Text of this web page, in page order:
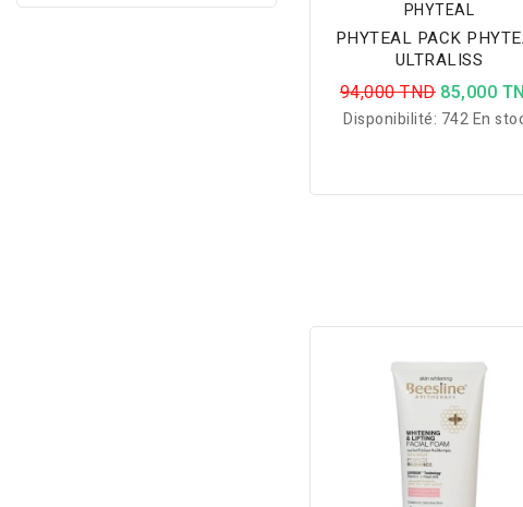
PHYTEAL
PHYTEAL PACK
ULTRALISS
94,000 TND 85,000
Disponibilité: 742 En